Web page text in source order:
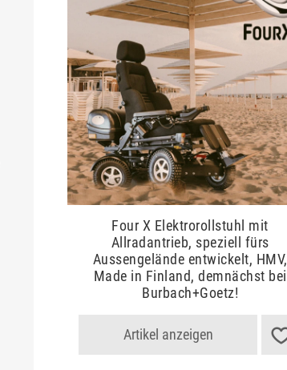
Four X Elektrorollstuhl mit
Allradantrieb, speziell fürs
Aussengelände entwickelt, HMV,
Made in Finland, demnächst bei
Burbach+Goetz!
Artikel anzeigen